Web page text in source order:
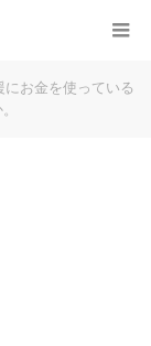
お金を使っている